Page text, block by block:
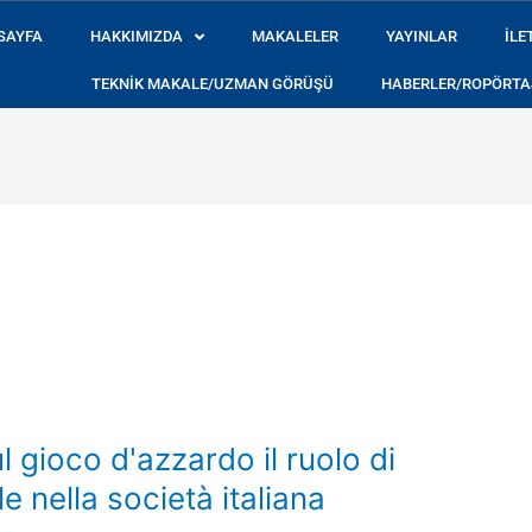
HAKKIMIZDA MAKALELER YAYINLAR
TEKNIK MAKALE/UZMAN GÖRÜŞÜ HABERLER/
gioco d'azzardo il ruolo di
nella società italiana